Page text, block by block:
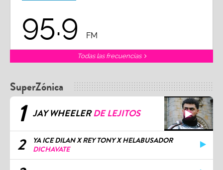
95.9 FM
Todas las frecuencias
SuperZónica
1 JAY WHEELERDE LEJITOS
2
YA ICE DILAN X REY TONY X HELABUSADOR
DICHAVATE